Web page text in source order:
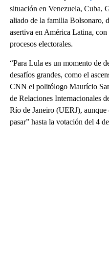
situación en Venezuela, Cuba,
aliado de la familia Bolsonaro,
asertiva en América Latina, con
procesos electorales.
“Para Lula es un momento de
desafíos grandes, como el
CNN el politólogo Maurício
de Relaciones Internacionales
Río de Janeiro (UERJ), aunque
pasar” hasta la votación del 4